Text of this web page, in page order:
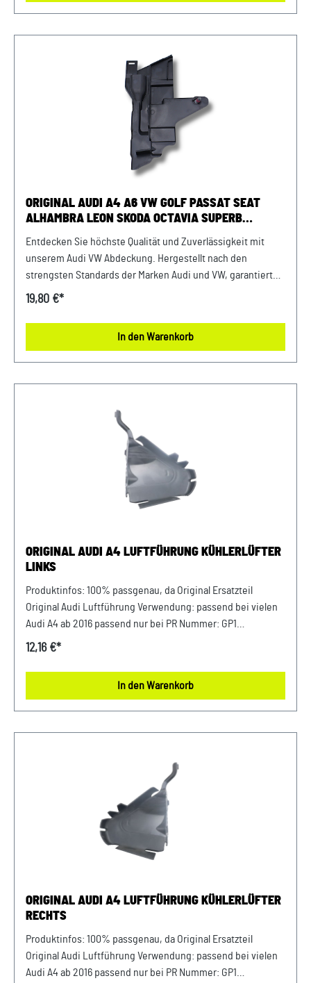
ORIGINAL AUDI A4 A6 VW GOLF PASSAT SEAT
ALHAMBRA LEON SKODA OCTAVIA SUPERB
ZAHNRIEMENSCHUTZ
Entdecken Sie höchste Qualität und Zuverlässigkeit mit
unserem Audi VW Abdeckung. Hergestellt nach den
strengsten Standards der Marken Audi und VW, garantiert
diese Abdeckung eine lange Lebensdauer und erstklassige
Ihrer Fahrzeuge mit unseren hochwertigen Originalteilen.
Produktinfos: 100% passgenau, da Original
Motorkennbuchstaben: CUWA, CUVCpassende PR-Nummer:
TD1 Unser Service für Sie: Um Fehlkäufe zu vermeiden,
bieten wir Ihnen die Möglichkeit, uns vor Ihrer Bestellung
oder in der Kaufabwicklung die 17-stellige
Fahrgestellnummer (Bsp. VW: WVWZZZ... Audi: WAUZZZ...)
Ihres Fahrzeugs mitzuteilen. Wir prüfen vorab, ob der
gewünschte Artikel zum Fahrzeug passt.
19,80 €*
In den Warenkorb
ORIGINAL AUDI A4 LUFTFÜHRUNG KÜHLERLÜFTER
LINKS
Produktinfos: 100% passgenau, da Original Ersatzteil
Original Audi Luftführung Verwendung: passend bei vielen
Audi A4 ab 2016 passend nur bei PR Nummer: GP1
Luftführung Beifahrerseite Kühlerlüfter (Links) Passende
Fehlkäufe zu vermeiden, bieten wir Ihnen die Möglichkeit,
uns vor Ihrer Bestellung oder in der Kaufabwicklung die 17-
12,16 €*
In den Warenkorb
ORIGINAL AUDI A4 LUFTFÜHRUNG KÜHLERLÜFTER
RECHTS
Produktinfos: 100% passgenau, da Original Ersatzteil
Original Audi Luftführung Verwendung: passend bei vielen
Audi A4 ab 2016 passend nur bei PR Nummer: GP1